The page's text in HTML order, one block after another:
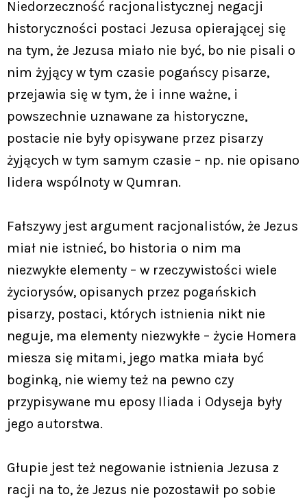
Niedorzeczność racjonalistycznej negacji
historyczności postaci Jezusa opierającej się
na tym, że Jezusa miało nie być, bo nie pisali o
nim żyjący w tym czasie pogańscy pisarze,
przejawia się w tym, że i inne ważne, i
powszechnie uznawane za historyczne,
postacie nie były opisywane przez pisarzy
żyjących w tym samym czasie – np. nie opisano
lidera wspólnoty w Qumran.
Fałszywy jest argument racjonalistów, że Jezus
miał nie istnieć, bo historia o nim ma
niezwykłe elementy – w rzeczywistości wiele
życiorysów, opisanych przez pogańskich
pisarzy, postaci, których istnienia nikt nie
neguje, ma elementy niezwykłe – życie Homera
miesza się mitami, jego matka miała być
boginką, nie wiemy też na pewno czy
przypisywane mu eposy Iliada i Odyseja były
jego autorstwa.
Głupie jest też negowanie istnienia Jezusa z
racji na to, że Jezus nie pozostawił po sobie